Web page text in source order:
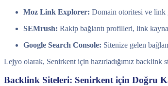
Moz Link Explorer: Domain otoritesi ve link
SEMrush: Rakip bağlantı profilleri, link
Google Search Console: Sitenize gelen
Lejyo olarak, Senirkent için hazırladığımız backlink
Backlink Siteleri: Senirkent için Doğru